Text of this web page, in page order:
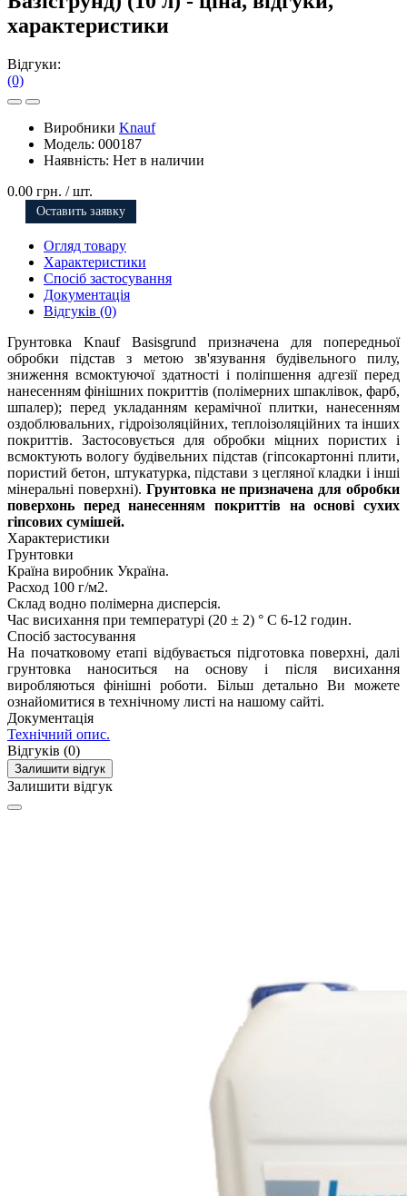
характеристики
Відгуки:
(0)
Виробники Knauf
Модель: 000187
Наявність: Нет в наличии
0.00 грн. / шт.
Оставить заявку
Огляд товару
Характеристики
Спосіб застосування
Документація
Відгуків (0)
Грунтовка Knauf Basisgrund призначена для попередньої
обробки підстав з метою зв'язування будівельного пилу,
зниження всмоктуючої здатності і поліпшення адгезії перед
нанесенням фінішних покриттів (полімерних шпаклівок, фарб,
шпалер); перед укладанням керамічної плитки, нанесенням
оздоблювальних, гідроізоляційних, теплоізоляційних та інших
покриттів. Застосовується для обробки міцних пористих і
всмоктують вологу будівельних підстав (гіпсокартонні плити,
пористий бетон, штукатурка, підстави з цегляної кладки і інші
мінеральні поверхні). Грунтовка не призначена для обробки
поверхонь перед нанесенням покриттів на основі сухих
гіпсових сумішей.
Характеристики
Грунтовки
Країна виробник Україна.
Расход 100 г/м2.
Склад водно полімерна дисперсія.
Час висихання при температурі (20 ± 2) ° С 6-12 годин.
Спосіб застосування
На початковому етапі відбувається підготовка поверхні, далі
грунтовка наноситься на основу і після висихання
виробляються фінішні роботи. Більш детально Ви можете
ознайомитися в технічному листі на нашому сайті.
Документація
Технічний опис.
Відгуків (0)
Залишити відгук
Залишити відгук